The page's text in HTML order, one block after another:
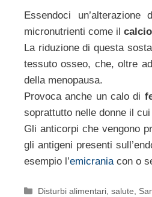
Essendoci
micronutrienti come il calcio
La riduzione di questa
tessuto osseo, che, oltre
della menopausa.
Provoca anche un calo di
soprattutto nelle donne il
Gli anticorpi che vengono
gli antigeni presenti
esempio l’emicraniacon o
Categorie
Disturbi alimentari ,salute